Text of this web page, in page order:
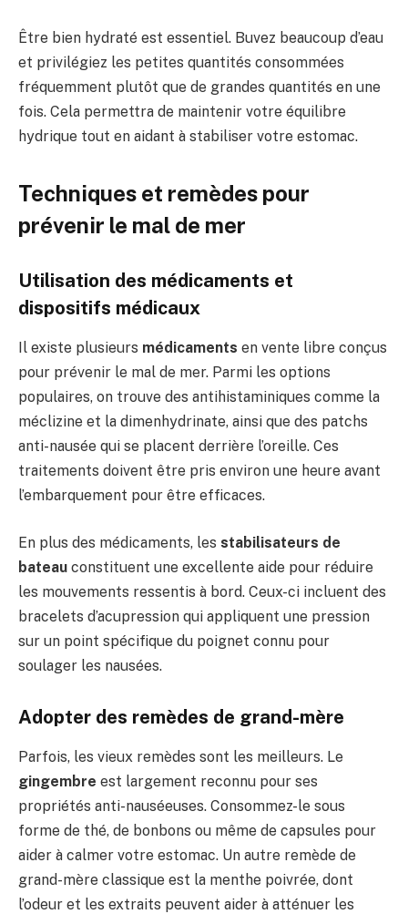
Être bien hydraté est essentiel. Buvez beaucoup d’eau
et privilégiez les petites quantités consommées
fréquemment plutôt que de grandes quantités en une
fois. Cela permettra de maintenir votre équilibre
hydrique tout en aidant à stabiliser votre estomac.
Techniques et remèdes pour
prévenir le mal de mer
Utilisation des médicaments et
dispositifs médicaux
Il existe plusieurs médicaments en vente libre conçus
pour prévenir le mal de mer. Parmi les options
populaires, on trouve des antihistaminiques comme la
méclizine et la dimenhydrinate, ainsi que des patchs
anti-nausée qui se placent derrière l’oreille. Ces
traitements doivent être pris environ une heure avant
l’embarquement pour être efficaces.
En plus des médicaments, les stabilisateurs de
bateau constituent une excellente aide pour réduire
les mouvements ressentis à bord. Ceux-ci incluent des
bracelets d’acupression qui appliquent une pression
sur un point spécifique du poignet connu pour
soulager les nausées.
Adopter des remèdes de grand-mère
Parfois, les vieux remèdes sont les meilleurs. Le
gingembre est largement reconnu pour ses
propriétés anti-nauséeuses. Consommez-le sous
forme de thé, de bonbons ou même de capsules pour
aider à calmer votre estomac. Un autre remède de
grand-mère classique est la menthe poivrée, dont
l’odeur et les extraits peuvent aider à atténuer les